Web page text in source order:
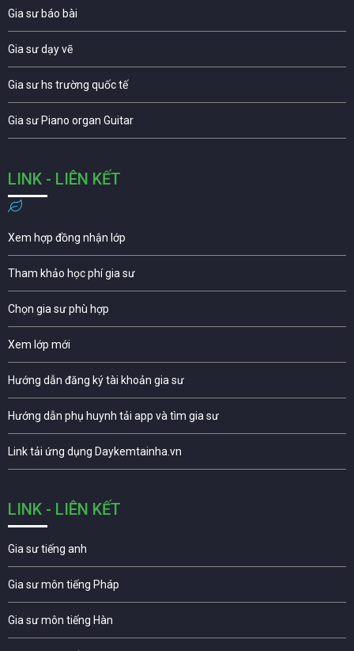
Gia sư báo bài
Gia sư dạy vẽ
Gia sư hs trường quốc tế
Gia sư Piano organ Guitar
LINK - LIÊN KẾT
Xem hợp đồng nhận lớp
Tham khảo học phí gia sư
Chọn gia sư phù hợp
Xem lớp mới
Hướng dẫn đăng ký tài khoản gia sư
Hướng dẫn phụ huynh tải app và tìm gia sư
Link tải ứng dụng Daykemtainha.vn
LINK - LIÊN KẾT
Gia sư tiếng anh
Gia sư môn tiếng Pháp
Gia sư môn tiếng Hàn